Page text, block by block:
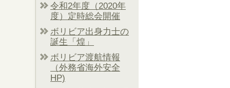
令和2年度（2020年
度）定時総会開催
ボリビア出身力士の
誕生「煌」
ボリビア渡航情報
（外務省海外安全
HP)